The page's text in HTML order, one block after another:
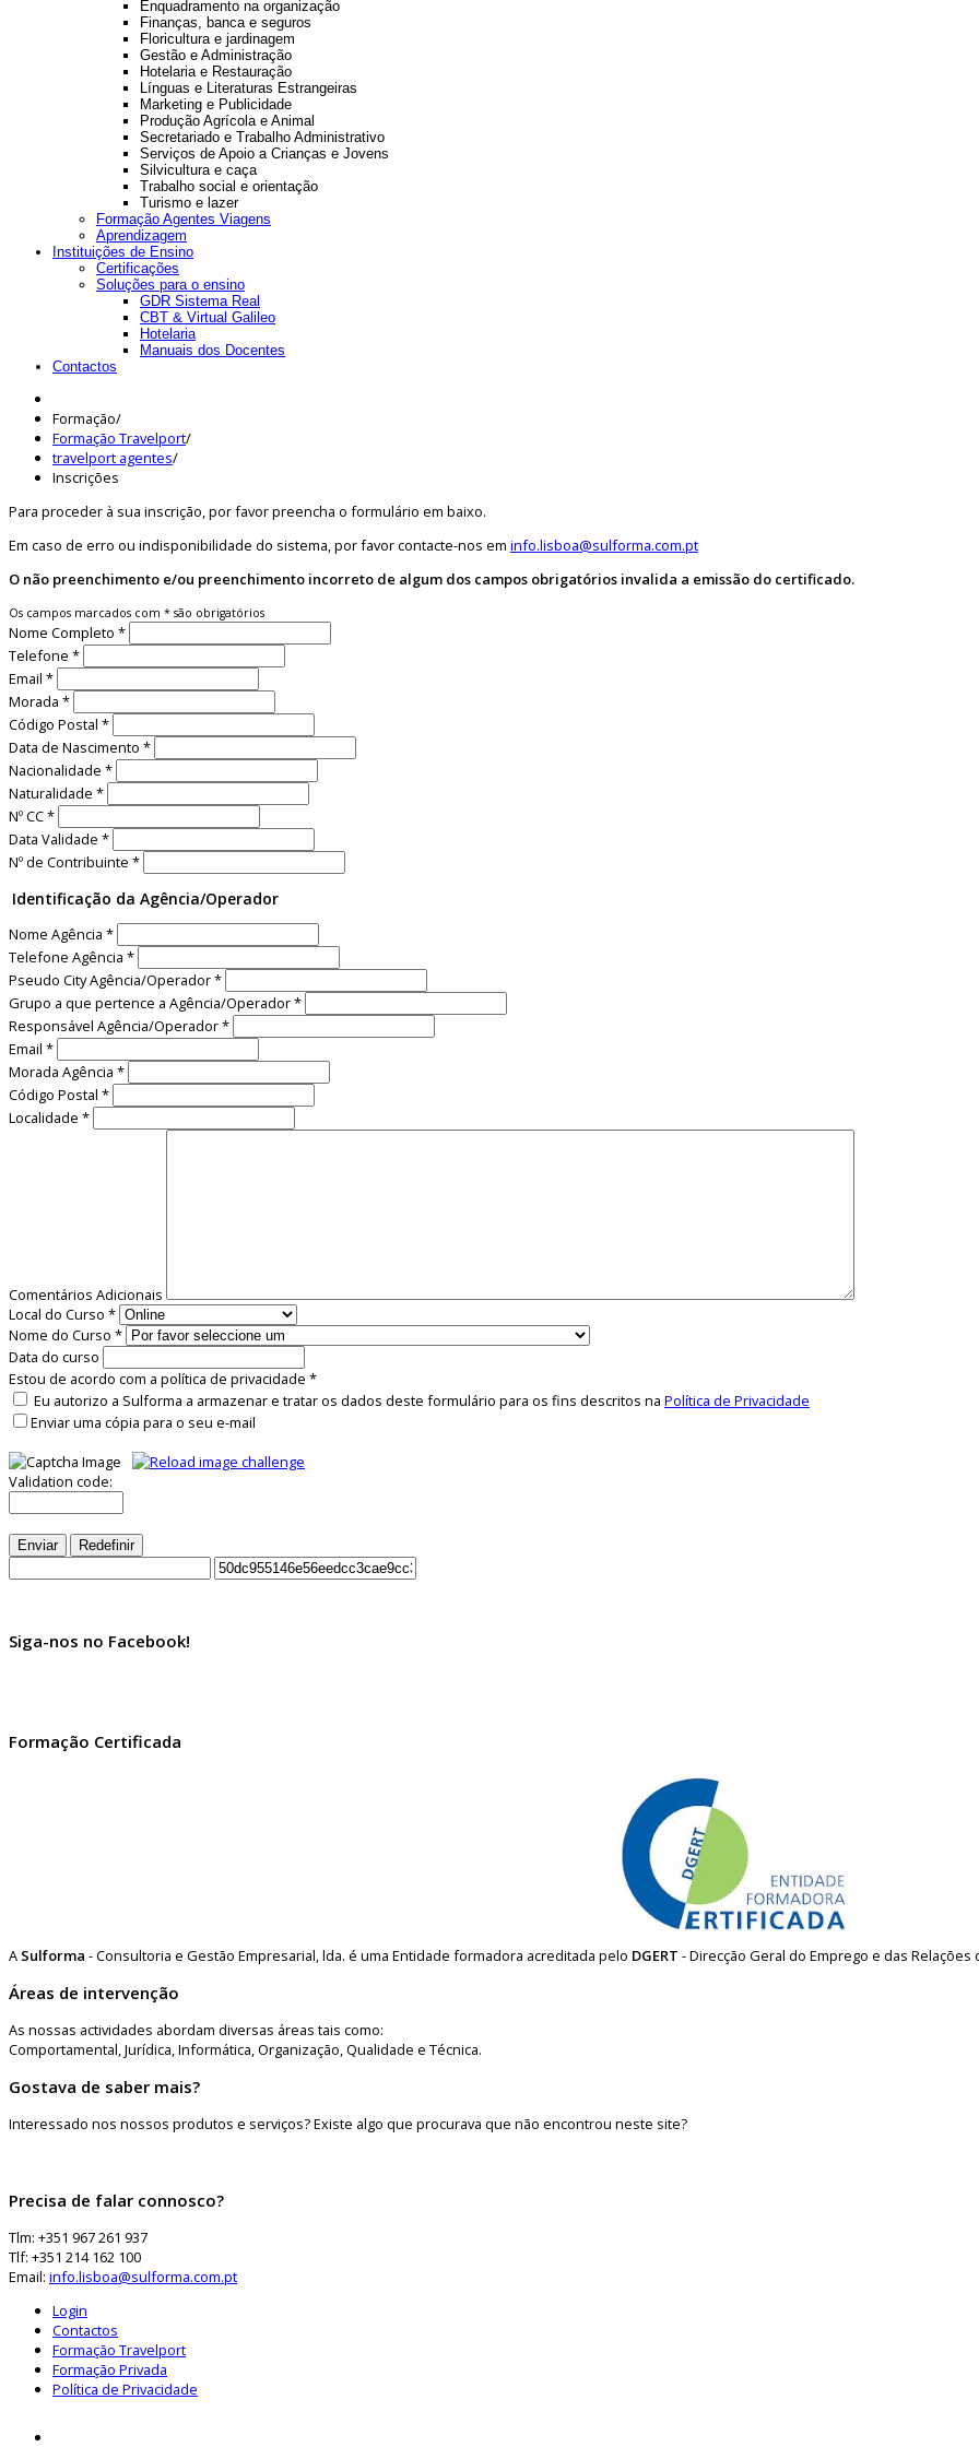
Enquadramento na organização
Finanças, banca e seguros
Floricultura e jardinagem
Gestão e Administração
Hotelaria e Restauração
Línguas e Literaturas Estrangeiras
Marketing e Publicidade
Produção Agrícola e Animal
Secretariado e Trabalho Administrativo
Serviços de Apoio a Crianças e Jovens
Silvicultura e caça
Trabalho social e orientação
Turismo e lazer
Formação Agentes Viagens
Aprendizagem
Instituições de Ensino
Certificações
Soluções para o ensino
GDR Sistema Real
CBT & Virtual Galileo
Hotelaria
Manuais dos Docentes
Contactos
Formação/
Formação Travelport/
travelport agentes/
Inscrições
Para proceder à sua inscrição, por favor preencha o formulário em baixo.
Em caso de erro ou indisponibilidade do sistema, por favor contacte-nos em info.lisboa@sulforma.com.pt
O não preenchimento e/ou preenchimento incorreto de algum dos campos obrigatórios invalida a emissão do certificado.
Os campos marcados com * são obrigatórios
Nome Completo *
Telefone *
Email *
Morada *
Código Postal *
Data de Nascimento *
Nacionalidade *
Naturalidade *
Nº CC*
Data Validade *
Nº de Contribuinte *
Identificação da Agência/Operador
Nome Agência *
Telefone Agência *
Pseudo City Agência/Operador*
Grupo a que pertence a Agência/Operador*
Responsável Agência/Operador*
Email *
Morada Agência *
Código Postal *
Localidade *
Comentários Adicionais
Local do Curso *
Nome do Curso *
Data do curso
Estou de acordo com a política de privacidade *
Eu autorizo a Sulforma a armazenar e tratar os dados deste formulário para os fins descritos na Política de Privacidade
Enviar uma cópia para o seu e-mail
Validation code:
Enviar Redefinir
Siga-nos no Facebook!
Formação Certificada
A Sulforma - Consultoria e Gestão Empresarial, lda. é uma Entidade formadora acreditada pelo DGERT - Direcção Geral do Emprego e das Relações
Áreas de intervenção
As nossas actividades abordam diversas áreas tais como:
Comportamental, Jurídica, Informática, Organização, Qualidade e Técnica.
Gostava de saber mais?
Interessado nos nossos produtos e serviços? Existe algo que procurava que não encontrou neste site?
Precisa de falar connosco?
Tlm: +351 967 261 937
Tlf: +351 214 162 100
Email: info.lisboa@sulforma.com.pt
Login
Contactos
Formação Travelport
Formação Privada
Política de Privacidade